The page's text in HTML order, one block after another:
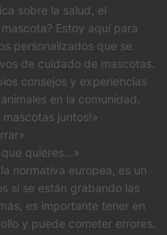
sobre la salud, el
Estoy aquí para
personalizados que se
de cuidado de mascotas.
consejos y experiencias
en la comunidad.
juntos!»
quieres…»
normativa europea, es un
si se están grabando las
es importante tener en
y puede cometer errores.